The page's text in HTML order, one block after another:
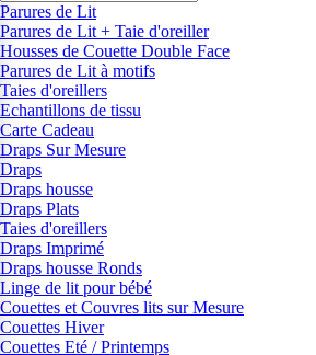
Parures de Lit
Parures de Lit + Taie d'oreiller
Housses de Couette Double Face
Parures de Lit à motifs
Taies d'oreillers
Echantillons de tissu
Carte Cadeau
Draps Sur Mesure
Draps
Draps housse
Draps Plats
Taies d'oreillers
Draps Imprimé
Draps housse Ronds
Linge de lit pour bébé
Couettes et Couvres lits sur Mesure
Couettes Hiver
Couettes Eté / Printemps